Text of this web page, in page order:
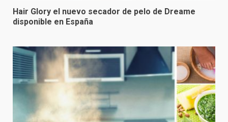
Hair Glory el nuevo secador de pelo de Dreame
disponible en España